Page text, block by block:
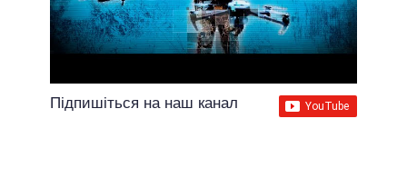
Підпишіться на наш канал